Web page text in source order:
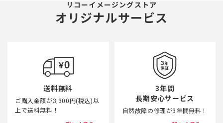
リコーイメージングストア
オリジナルサービス
送料無料
ご購入金額が3,300円(税込)以
上で送料無料！
3年間
長期安心サービス
自然故障の修理が3年間無料！